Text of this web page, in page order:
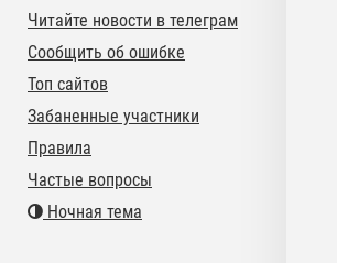
Читайте новости в телеграм
Сообщить об ошибке
Топ сайтов
Забаненные участники
Правила
Частые вопросы
Ночная тема